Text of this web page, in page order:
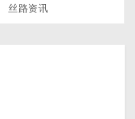
丝路资讯